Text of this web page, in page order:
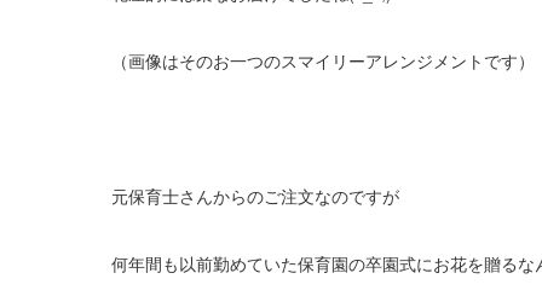
（画像はそのお一つのスマイリーアレンジメントです）
元保育士さんからのご注文なのですが
何年間も以前勤めていた保育園の卒園式にお花を贈るな